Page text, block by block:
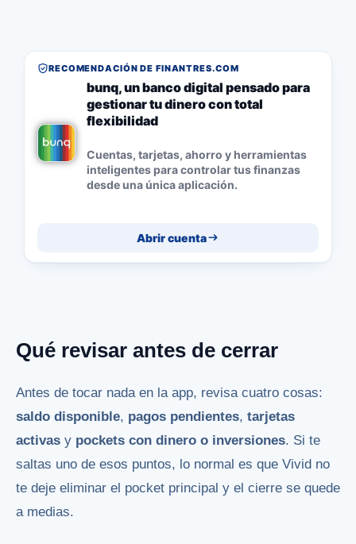
RECOMENDACIÓN DE FINANTRES.COM
bunq, un banco digital pensado para
gestionar tu dinero con total
flexibilidad
Cuentas, tarjetas, ahorro y herramientas
inteligentes para controlar tus finanzas
desde una única aplicación.
Abrir cuenta
Qué revisar antes de cerrar
Antes de tocar nada en la app, revisa cuatro cosas:
saldo disponible, pagos pendientes, tarjetas
activas y pockets con dinero o inversiones. Si te
saltas uno de esos puntos, lo normal es que Vivid no
te deje eliminar el pocket principal y el cierre se quede
a medias.